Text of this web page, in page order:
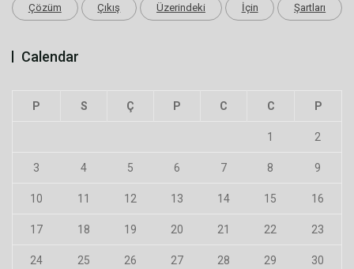
Çözüm Çıkış Üzerindeki İçin Şartları
Calendar
P S Ç P C C P
1 2
3 4 5 6 7 8 9
10 11 12 13 14 15 16
17 18 19 20 21 22 23
24 25 26 27 28 29 30